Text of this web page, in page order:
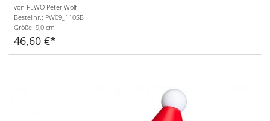
von PEWO Peter Wolf
Bestellnr.: PW09_110SB
Größe: 9,0 cm
46,60 €